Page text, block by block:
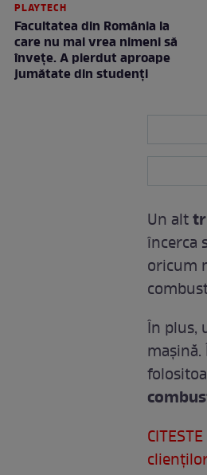
PLAYTECH
Facultatea din România la
care nu mai vrea nimeni să
înveţe. A pierdut aproape
jumătate din studenţi
Un alt
încerca
oricum
În plus,